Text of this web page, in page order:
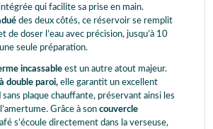
qui facilite sa prise en main.
des deux côtés, ce réservoir se remplit
de doser l’eau avec précision, jusqu’à 10
seule préparation.
incassable est un autre atout majeur.
double paroi, elle garantit un excellent
sans plaque chauffante, préservant ainsi les
Grâce à son couvercle
s’écoule directement dans la verseuse,